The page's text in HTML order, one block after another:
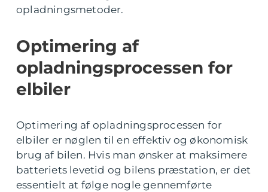
opladningsmetoder.
Optimering af
opladningsprocessen for
elbiler
Optimering af opladningsprocessen for
elbiler er nøglen til en effektiv og økonomisk
brug af bilen. Hvis man ønsker at maksimere
batteriets levetid og bilens præstation, er det
essentielt at følge nogle gennemførte